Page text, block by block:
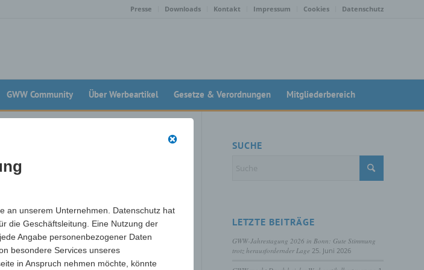
Presse Downloads Kontakt Impressum Cookies Datenschutz
GWW Community Über Werbeartikel Gesetze & Verordnungen Mitgliederbereich
SUCHE
LETZTE BEITRÄGE
GWW-Jahrestagung 2026 in Bonn: Gute Stimmung
trotz herausfordernder Lage 25. Juni 2026
an unserem Unternehmen. Datenschutz hat
die Geschäftsleitung. Eine Nutzung der
Angabe personenbezogener Daten
besondere Services unseres
in Anspruch nehmen möchte, könnte